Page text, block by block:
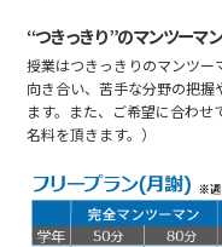
“つきっきり”のマンツーマ
授業はつきっきりのマンツー
向き合い、苦手な分野の把
ます。また、ご希望に合わ
名料を頂きます。）